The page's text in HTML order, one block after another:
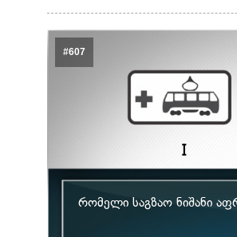
#607
რომელი საგზაო ნიშანი